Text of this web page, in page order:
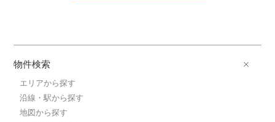
物件検索
エリアから探す
沿線・駅から探す
地図から探す